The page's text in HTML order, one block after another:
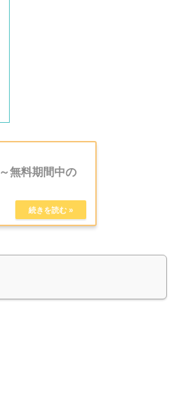
無料期間中の